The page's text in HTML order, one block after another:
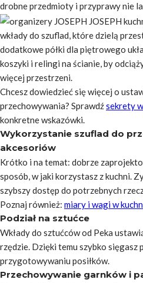
drobne przedmioty i przyprawy nie
wkłady do szuflad, które dzielą
dodatkowe półki dla piętrowego
koszyki i relingi na ścianie, by
więcej przestrzeni.
Chcesz dowiedzieć się więcej o
przechowywania? Sprawdźsekrety
konkretne wskazówki.
Wykorzystanie szuflad do
akcesoriów
Krótko i na temat: dobrze
sposób, w jaki korzystasz z kuchni.
szybszy dostęp do potrzebnych
Poznaj również: miary i wagi w
Podział na sztućce
Wkłady do sztućców od Peka
rzędzie. Dzięki temu szybko sięgasz
przygotowywaniu posiłków.
Przechowywanie garnków i